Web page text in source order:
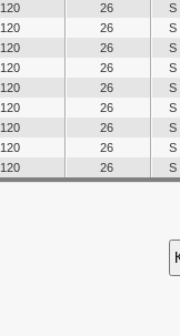
120 26
S
120 26
S
120 26
S
120 26
S
120 26
S
120 26
S
120 26
S
120 26
S
120 26 S